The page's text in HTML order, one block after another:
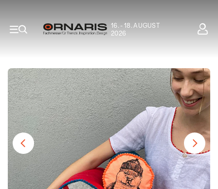
16. - 18. AUGUST
2026